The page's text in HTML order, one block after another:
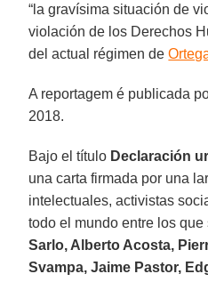
“la gravísima situación de
violación de los Derechos
del actual régimen de
A reportagem é publicada
2018.
Bajo el título Declaración
una carta firmada por una
intelectuales, activistas
todo el mundo entre los que
Sarlo, Alberto Acosta,
Svampa, Jaime Pastor,